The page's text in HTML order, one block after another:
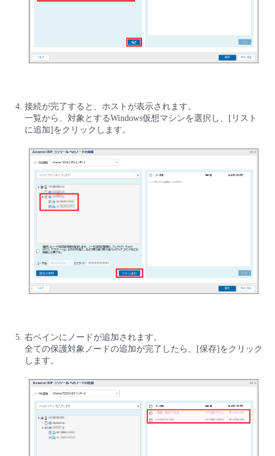
接続が完了すると、ホストが表示されます。
一覧から、対象とするWindows仮想マシンを選択し、[リスト
に追加]をクリックします。
右ペインにノードが追加されます。
全ての保護対象ノードの追加が完了したら、[保存]をクリック
します。